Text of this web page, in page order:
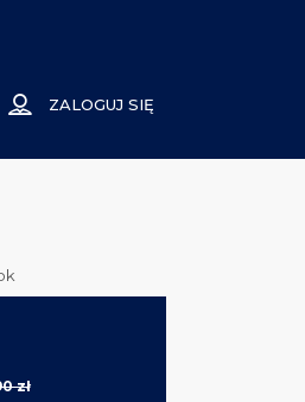
ZALOGUJ SIĘ
zł